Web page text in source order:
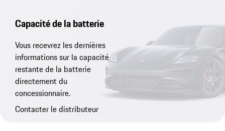
Capacité de la batterie
Vous recevrez les dernières
informations sur la capacité
restante de la batterie
directement du
concessionnaire.
Contacter le distributeur